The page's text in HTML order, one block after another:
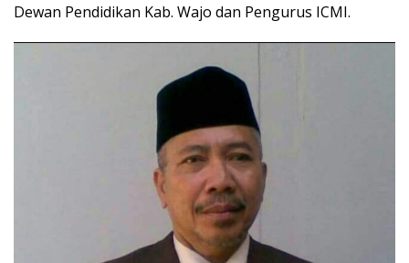
Dewan Pendidikan Kab. Wajo dan Pengurus ICMI.